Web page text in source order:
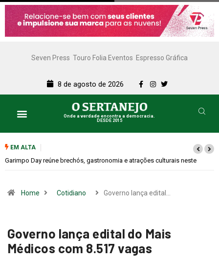
Seven Press Touro Folia Eventos Espresso Gráfica
8 de agosto de 2026
Onde a verdade encontra a democracia.
DESDE 2015
EM ALTA
Bugonia transforma paranoia e conspiração em um suspense
Home Cotidiano Governo lança edital…
Governo lança edital do Mais
Médicos com 8.517 vagas